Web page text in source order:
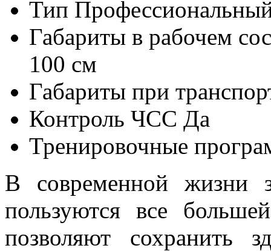
Тип
Габариты в рабочем
100 см
Габариты при
Контроль ЧСС Да
Тренировочные
В современной жизни
пользуются все
позволяют сохранить